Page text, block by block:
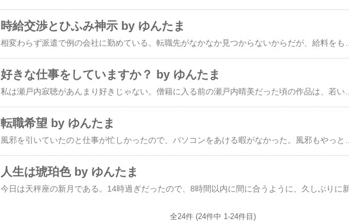
時給交渉とひふみ神示 by ゆんたま
好きな仕事をしていますか？ by ゆんたま
転職希望 by ゆんたま
人生は琥珀色 by ゆんたま
全24件 (24件中 1-24件目)